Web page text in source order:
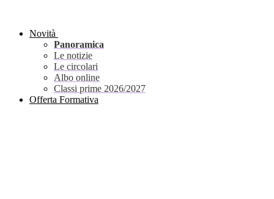
Novità
Panoramica
Le notizie
Le circolari
Albo online
Classi prime 2026/2027
Offerta Formativa